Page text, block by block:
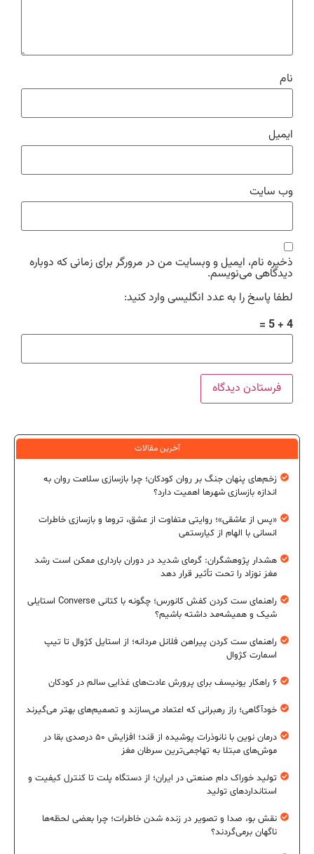
نام
ایمیل
وب‌ سایت
ذخیره نام، ایمیل و وبسایت من در مرورگر برای زمانی که دوباره
دیدگاهی می‌نویسم.
لطفا پاسخ را به عدد انگلیسی وارد کنید:
4 + 5 =
آخرین مقالات
زخم‌های پنهان جنگ بر روان کودکان؛ چرا بازسازی سلامت روان به
اندازه بازسازی شهرها اهمیت دارد؟
«پس از عاشقی»؛ روایتی متفاوت از عشق، تروما و بازسازی خاطرات
انسانی با الهام از کیارستمی
هشدار پژوهشگران: گرمای شدید در دوران بارداری ممکن است رشد
مغز نوزاد را تحت تأثیر قرار دهد
راهنمای ست کردن کفش کانورس؛ چگونه با کتانی Converse استایلی
شیک و همیشه‌مد داشته باشیم؟
راهنمای ست کردن پیراهن فلانل مردانه؛ از استایل کژوال تا تیپ
اسمارت کژوال
۶ راهکار یونیسف برای پرورش عادت‌های غذایی سالم در کودکان
خودآگاهی؛ راز رهبرانی که اعتماد می‌سازند و تصمیم‌های بهتر می‌گیرند
درمان نوین با نانوذرات پوشیده از قند؛ افزایش ۵۰ درصدی بقا در
موش‌های مبتلا به تهاجمی‌ترین سرطان مغز
تولید خوراک دام صنعتی در ایران؛ از دستگاه پلت تا کنترل کیفیت و
استانداردهای تولید
نقش بو، صدا و تصویر در زنده شدن خاطرات؛ چرا بعضی لحظه‌ها
ناگهان برمی‌گردند؟